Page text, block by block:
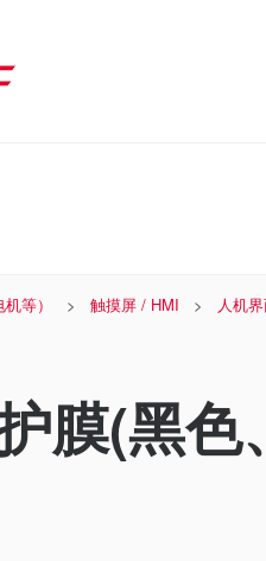
等） 触摸屏 / HMI 人机
膜(黑色